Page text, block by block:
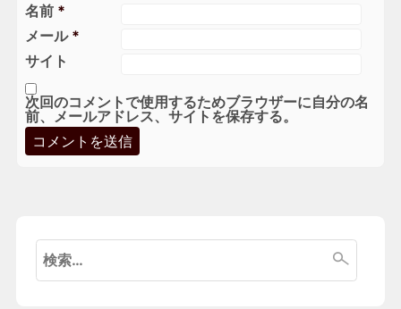
名前 *
メール *
サイト
次回のコメントで使用するためブラウザーに自分の名
前、メールアドレス、サイトを保存する。
検
索: